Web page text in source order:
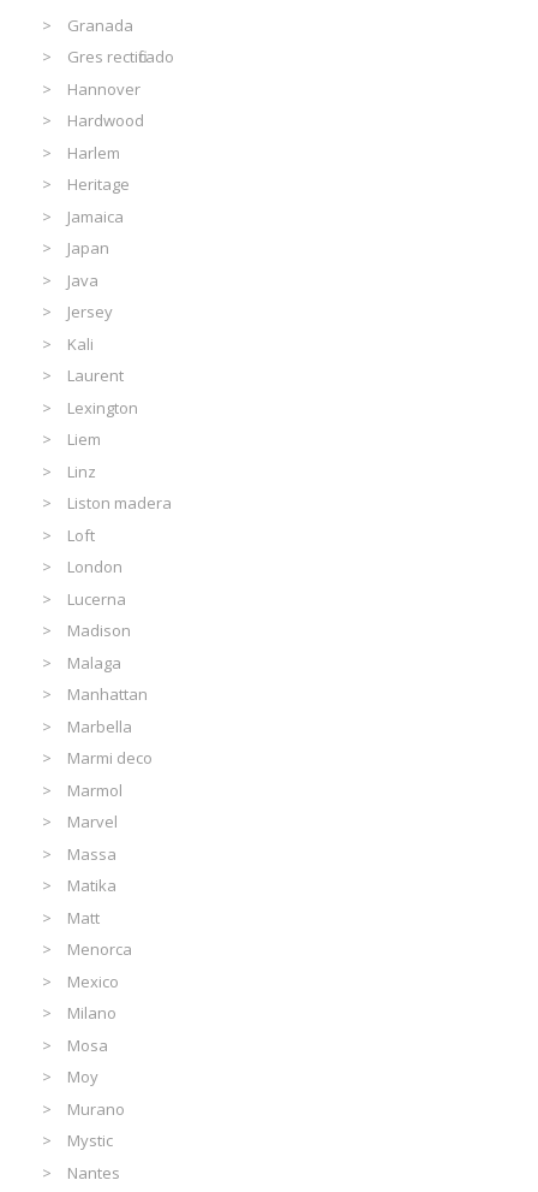
Granada
Gres rectificado
Hannover
Hardwood
Harlem
Heritage
Jamaica
Japan
Java
Jersey
Kali
Laurent
Lexington
Liem
Linz
Liston madera
Loft
London
Lucerna
Madison
Malaga
Manhattan
Marbella
Marmi deco
Marmol
Marvel
Massa
Matika
Matt
Menorca
Mexico
Milano
Mosa
Moy
Murano
Mystic
Nantes